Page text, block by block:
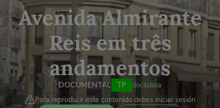
Avenida Almirante
Reis em três
andamentos
DOCUMENTAL TP doclisboa
Para reproducir este contenido debes iniciar sesión